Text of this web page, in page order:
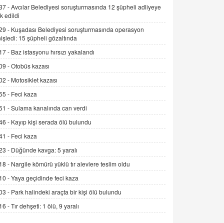
Alınmalı?
İNCİ GÜL AKÖL
Trump Keşke Adana'yı da Ziyaret Etse...
06.07.2026 13:00
ADEM AKÖL
Esed Destekçilerinin Yüzüne Vurulan
Şamar: Sednaya
11.12.2024 12:30
DR. EKREM ASLAN
Gerçek Ne, Algı Ne? "Beraber
Yürüyoruz" Cümlesinin Peşinden
19.07.2025 12:45
GÖNÜL MENEKŞE
Şifacının Yolu
04.11.2025 12:56
-Avcılar Belediyesi soruşturmasında 12 şüpheli adliyeye
edildi
- Kuşadası Belediyesi soruşturmasında operasyon
15 şüpheli gözaltında
- Baz istasyonu hırsızı yakalandı
-Otobüs kazası
- Motosiklet kazası
- Feci kaza
-Sulama kanalında can verdi
- Kayıp kişi serada ölü bulundu
- Feci kaza
- Düğünde kavga: 5 yaralı
- Nargile kömürü yüklü tır alevlere teslim oldu
-Yaya geçidinde feci kaza
- Park halindeki araçta bir kişi ölü bulundu
-Tır dehşeti: 1 ölü, 9 yaralı